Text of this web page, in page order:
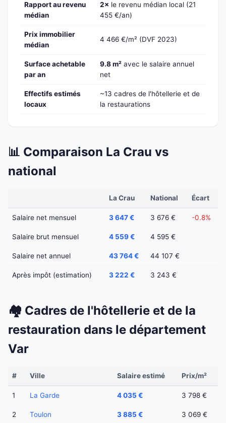
Rapport au revenu
médian
2× le revenu médian local (21
455 €/an)
Prix immobilier
médian
4 466 €/m² (DVF 2023)
Surface achetable
par an
9.8 m² avec le salaire annuel
net
Effectifs estimés
locaux
~13 cadres de l'hôtellerie et de
la restaurations
📊 Comparaison La Crau vs
national
La Crau National Écart
Salaire net mensuel 3 647 € 3 676 € -0.8%
Salaire brut mensuel 4 559 € 4 595 €
Salaire net annuel 43 764 € 44 107 €
Après impôt (estimation) 3 222 € 3 243 €
🏘️ Cadres de l'hôtellerie et de la
restauration dans le département
Var
# Ville Salaire estimé Prix/m²
1 La Garde 4 035 € 3 798 €
2 Toulon 3 885 € 3 069 €